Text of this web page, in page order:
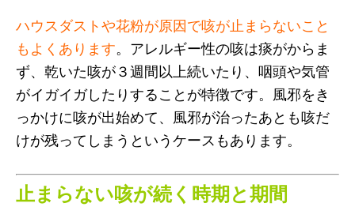
ハウスダストや花粉が原因で咳が止まらないこと
もよくあります。アレルギー性の咳は痰がからま
ず、乾いた咳が３週間以上続いたり、咽頭や気管
がイガイガしたりすることが特徴です。風邪をき
っかけに咳が出始めて、風邪が治ったあとも咳だ
けが残ってしまうというケースもあります。
止まらない咳が続く時期と期間